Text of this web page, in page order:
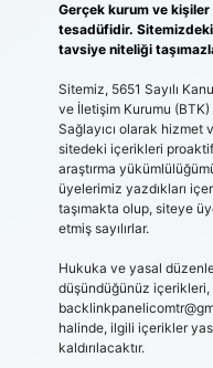
Gerçek kurum ve
tesadüfidir.
tavsiye niteliği
Sitemiz, 5651 Sayılı
ve İletişim Kurumu (BTK)
Sağlayıcı olarak hizmet
sitedeki içerikleri
araştırma
üyelerimiz yazdıkları
taşımakta olup, siteye
etmiş sayılırlar.
Hukuka ve yasal
düşündüğünüz içerikleri,
halinde, ilgili içerikler
kaldırılacaktır.